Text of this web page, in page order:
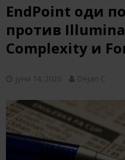
EndPoint оди
против
Complexity и
јуни 14, 2020 Dejan C